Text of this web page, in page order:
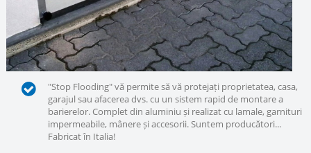
"Stop Flooding" vă permite să vă protejați proprietatea, casa,
garajul sau afacerea dvs. cu un sistem rapid de montare a
barierelor. Complet din aluminiu și realizat cu lamale, garnituri
impermeabile, mânere și accesorii. Suntem producători...
Fabricat în Italia!